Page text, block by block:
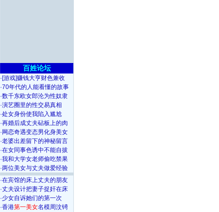
百姓论坛
· [游戏]赚钱大亨财色兼收
·70年代的人能看懂的故事
·数千东欧女郎沦为性奴隶
·演艺圈里的性交易真相
·处女身份使我陷入尴尬
·再婚后成丈夫砧板上的肉
· 网恋奇遇变态男化身美女
·老婆出差留下的神秘留言
·在女同事色诱中不能自拔
·我和大学女老师偷吃禁果
·两位美女与丈夫做爱经验
·在宾馆的床上丈夫的朋友
·丈夫设计把妻子捉奸在床
·少女自诉她们的第一次
·香港第一美女名模周汶锜